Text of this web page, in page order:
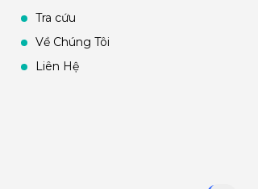
Tra cứu
Về Chúng Tôi
Liên Hệ